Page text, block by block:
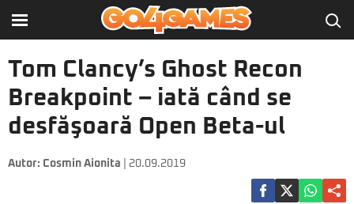
Tom Clancy’s Ghost Recon
Breakpoint – iată când se
desfăşoară Open Beta-ul
Autor: Cosmin Aionita | 20.09.2019